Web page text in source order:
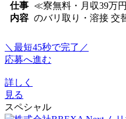
仕事
内容
≪寮無料・月収39万
のバリ取り・溶接 交
＼最短45秒で完了／
応募へ進む
詳しく
見る
スペシャル